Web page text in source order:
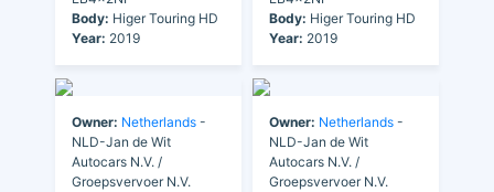
Body: Higer Touring HD
Year: 2019
Body: Higer Touring HD
Year: 2019
Owner: Netherlands -
NLD-Jan de Wit
Autocars N.V. /
Groepsvervoer N.V.
Owner: Netherlands -
NLD-Jan de Wit
Autocars N.V. /
Groepsvervoer N.V.